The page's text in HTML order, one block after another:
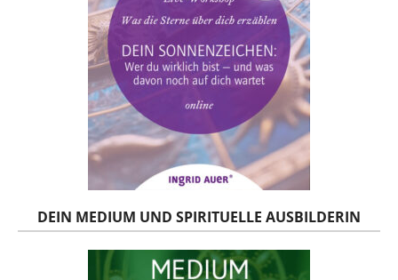
DEIN MEDIUM UND SPIRITUELLE AUSBILDERIN